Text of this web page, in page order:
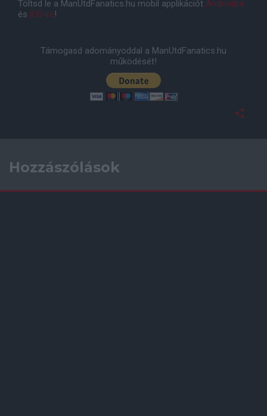
Töltsd le a ManUtdFanatics.hu mobil applikációt Androidra
és iOS-re!
Támogasd adományoddal a ManUtdFanatics.hu
működését!
Hozzászólások